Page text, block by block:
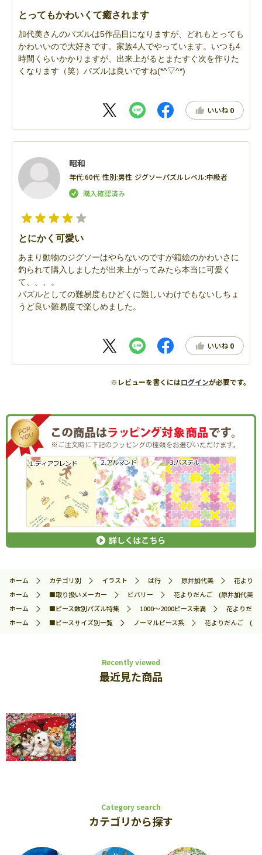
とってもかわいくて癒されます
加代美さんのパズルは5作品目になりますが、どれもとっても
かわいいので大好きです。家族4人でやっています。いつも4
時間くらいかかりますが、出来上がるとまたすぐ次を作りた
くなります（笑）パズルは良いですね(*^▽^*)
いいね 0
昭和
年代:60代 性別:男性 ジグソーパズルレベル:中級者
とにかく可愛い
あまり動物のジグソーはやらないのですが箱絵のかわいさに
釣られて購入しましたが出来上がってみたら本当に可愛く
て、、、。
パズルとしての難易度もひどくに難しいわけでもないしちょ
うど良い難易度で楽しめました。
いいね 0
※レビューを書くにはログインが必要です。
ホーム カテゴリ別 イラスト は行 原井加代美
花より
ホーム
■取り扱いメーカー ビバリー
花よりだんご (原井加代美)
ホーム
■ピース数別パズル特集 1000～2000ピース未満
花よりだ
ホーム
■ピースサイズ別一覧 ノーマルピース系 花よりだんご (原
Recently viewed
最近見た商品
Category search
カテゴリから探す